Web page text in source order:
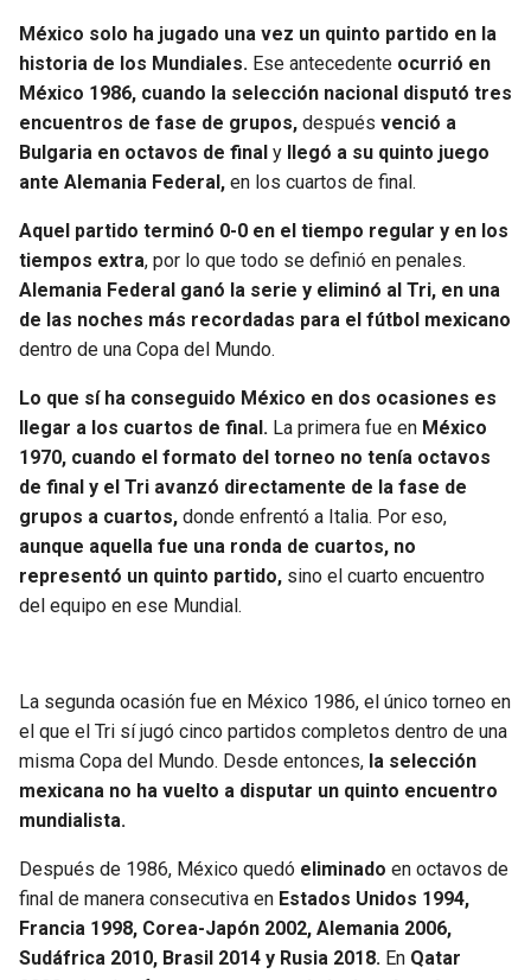
México solo ha jugado una vez un quinto partido en la
historia de los Mundiales. Ese antecedente ocurrió en
México 1986, cuando la selección nacional disputó tres
encuentros de fase de grupos, después venció a
Bulgaria en octavos de final y
llegó a su quinto juego
ante Alemania Federal, en los cuartos de final.
Aquel partido terminó 0-0 en el tiempo regular y en los
tiempos extra, por lo que todo se definió en penales.
Alemania Federal ganó la serie y eliminó al Tri, en una
de las noches más recordadas para el fútbol mexicano
dentro de una Copa del Mundo.
Lo que sí ha conseguido México en dos ocasiones es
llegar a los cuartos de final. La primera fue en México
1970, cuando el formato del torneo no tenía octavos
de final y el Tri avanzó directamente de la fase de
grupos a cuartos, donde enfrentó a Italia. Por eso,
aunque aquella fue una ronda de cuartos, no
representó un quinto partido, sino el cuarto encuentro
del equipo en ese Mundial.
La segunda ocasión fue en México 1986, el único torneo en
el que el Tri sí jugó cinco partidos completos dentro de una
misma Copa del Mundo. Desde entonces, la selección
mexicana no ha vuelto a disputar un quinto encuentro
mundialista.
Después de 1986, México quedó eliminado en octavos de
final de manera consecutiva en Estados Unidos 1994,
Francia 1998, Corea-Japón 2002, Alemania 2006,
Sudáfrica 2010, Brasil 2014 y Rusia 2018. En Qatar